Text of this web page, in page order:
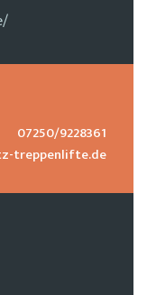
07250/9228361
treppenlifte.de